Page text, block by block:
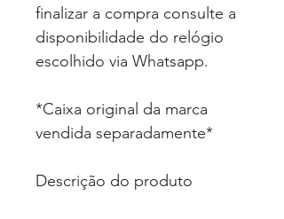
finalizar a compra consulte a
disponibilidade do relógio
escolhido via Whatsapp.
*Caixa original da marca
vendida separadamente*
Descrição do produto